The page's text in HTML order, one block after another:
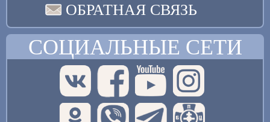
ОБРАТНАЯ СВЯЗЬ
СОЦИАЛЬНЫЕ СЕТИ